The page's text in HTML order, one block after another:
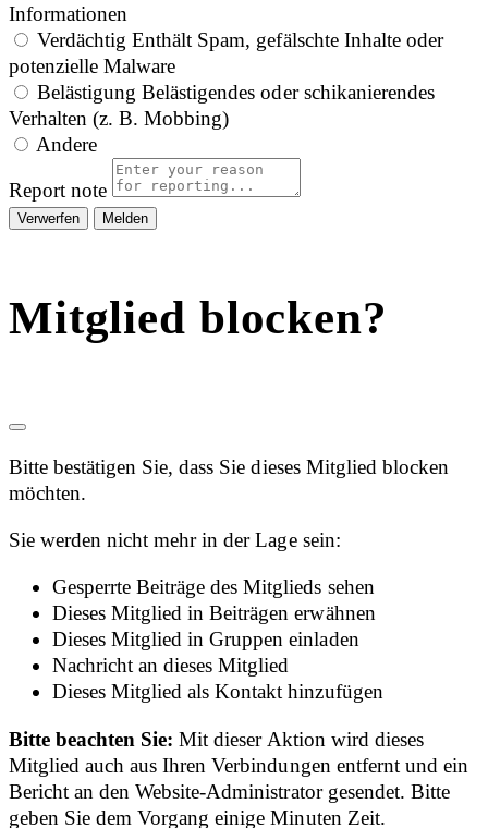
Informationen
Verdächtig Enthält Spam, gefälschte Inhalte oder
potenzielle Malware
Belästigung Belästigendes oder schikanierendes
Verhalten (z. B. Mobbing)
Andere
Report note
Melden
Mitglied blocken?
Bitte bestätigen Sie, dass Sie dieses Mitglied blocken
möchten.
Sie werden nicht mehr in der Lage sein:
Gesperrte Beiträge des Mitglieds sehen
Dieses Mitglied in Beiträgen erwähnen
Dieses Mitglied in Gruppen einladen
Nachricht an dieses Mitglied
Dieses Mitglied als Kontakt hinzufügen
Bitte beachten Sie:Mit dieser Aktion wird dieses
Mitglied auch aus Ihren Verbindungen entfernt und ein
Bericht an den Website-Administrator gesendet. Bitte
geben Sie dem Vorgang einige Minuten Zeit.